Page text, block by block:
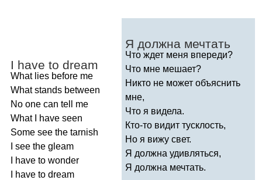
I have to dream
What lies before me
What stands between
No one can tell
me
What
have seen
Some see the tarnish
see the gleam
have to wonder
have to dream
Я должна мечтать
Что ждет меня впереди?
Что мне мешает?
Никто не может объяснить
мне,
Что я видела.
Кто-то видит тусклость,
Но я вижу свет.
Я должна удивляться,
Я должна мечтать.